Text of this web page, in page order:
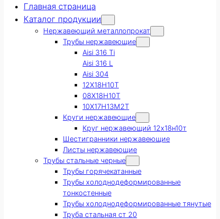
Главная страница
Каталог продукции
Нержавеющий металлопрокат
Трубы нержавеющие
Aisi 316 Ti
Aisi 316 L
Aisi 304
12Х18Н10Т
08Х18Н10Т
10Х17Н13М2Т
Круги нержавеющие
Круг нержавеющий 12х18н10т
Шестигранники нержавеющие
Листы нержавеющие
Трубы стальные черные
Трубы горячекатанные
Трубы холоднодеформированные
тонкостенные
Трубы холоднодеформированные тянутые
Труба стальная ст 20